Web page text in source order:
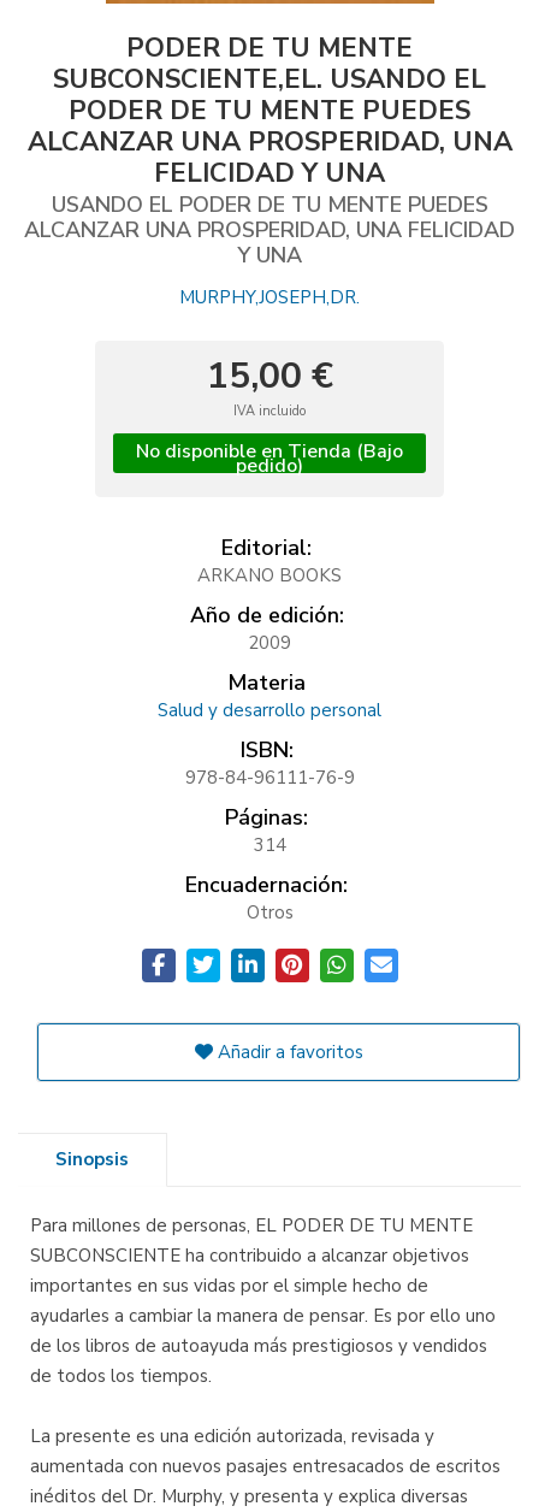
PODER DE TU MENTE
SUBCONSCIENTE,EL. USANDO EL
PODER DE TU MENTE PUEDES
ALCANZAR UNA PROSPERIDAD, UNA
FELICIDAD Y UNA
USANDO EL PODER DE TU MENTE PUEDES
ALCANZAR UNA PROSPERIDAD, UNA FELICIDAD
Y UNA
MURPHY,JOSEPH,DR.
15,00 €
IVA incluido
No disponible en Tienda (Bajo
pedido)
Editorial:
ARKANO BOOKS
Año de edición:
2009
Materia
Salud y desarrollo personal
ISBN:
978-84-96111-76-9
Páginas:
314
Encuadernación:
Otros
Añadir a favoritos
Sinopsis
Para millones de personas, EL PODER DE TU MENTE
SUBCONSCIENTE ha contribuido a alcanzar objetivos
importantes en sus vidas por el simple hecho de
ayudarles a cambiar la manera de pensar. Es por ello uno
de los libros de autoayuda más prestigiosos y vendidos
de todos los tiempos.
La presente es una edición autorizada, revisada y
aumentada con nuevos pasajes entresacados de escritos
inéditos del Dr. Murphy, y presenta y explica diversas